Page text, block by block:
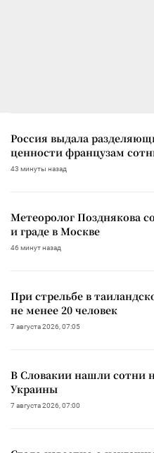
Россия выдала
ценности французам
43 минуты назад
Метеоролог Позднякова
и граде в Москве
46 минут назад
При стрельбе в
не менее 20 человек
7 августа 2026, 07:05
В Словакии нашли сотни
Украины
7 августа 2026, 07:00